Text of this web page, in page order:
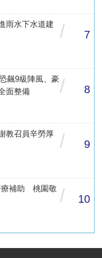
雨水下水道建
/ 7
飆9級陣風、豪
面整備
/ 8
教召員辛勞厚
/ 9
療補助 桃園敬 / 10